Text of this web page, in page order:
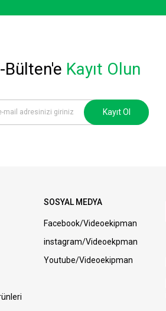
Bülten'e Kayıt Olun
Kayıt Ol
SOSYAL MEDYA
Facebook/Videoekipman
instagram/Videoekpman
Youtube/Videoekipman